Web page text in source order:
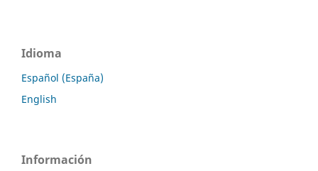
Idioma
Español (España)
English
Información